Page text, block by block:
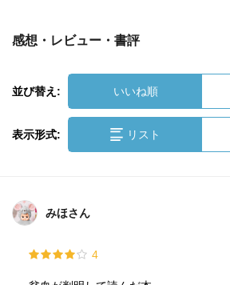
感想・レビュー・書評
並び替え: いいね順
表示形式: リスト
みほさん
4